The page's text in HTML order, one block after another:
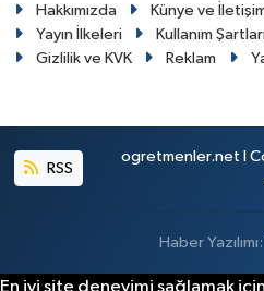
Hakkımızda Künye ve
Yayın İlkeleri
Kullanım
Gizlilik ve KVK
Reklam
RSS
ogretmenler.net I
Haber Yazılımı:
En iyi site deneyimi sağlamak